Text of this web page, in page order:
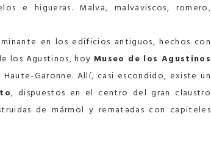
e higueras. Malva, malvaviscos, romero,
en los edificios antiguos, hechos con
los Agustinos, hoy Museo de los Agustinos
Garonne. Allí, casi escondido, existe un
, dispuestos en el centro del gran claustro
de mármol y rematadas con capiteles